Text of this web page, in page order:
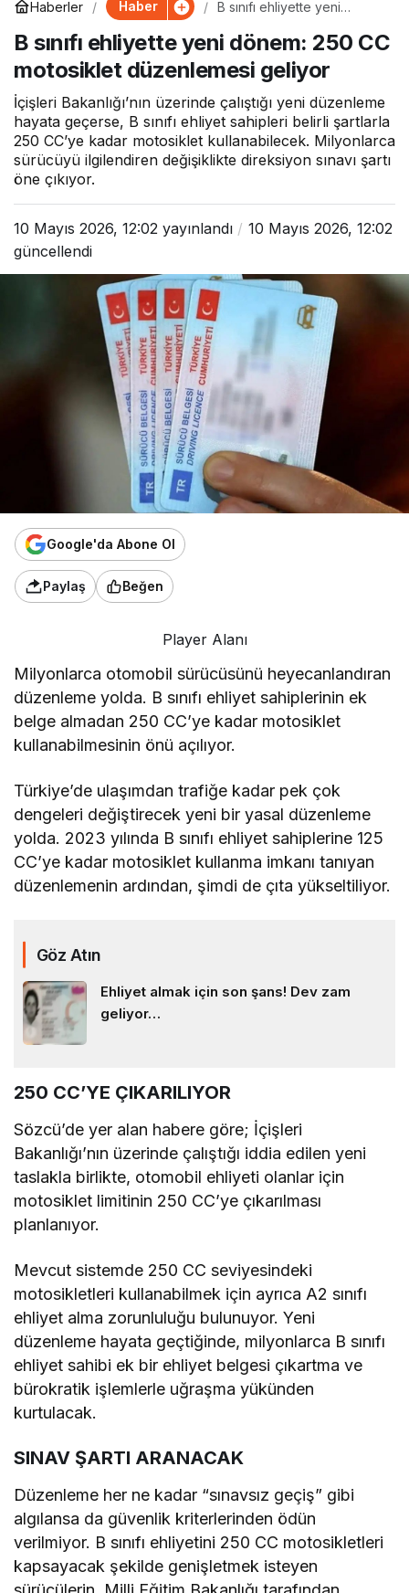
Haberler Haber
B sınıfı ehliyette yeni
düzenlemesi geliyor
B sınıfı ehliyette yeni dönem: 250 CC
motosiklet düzenlemesi geliyor
İçişleri Bakanlığı’nın üzerinde çalıştığı yeni düzenleme
hayata geçerse, B sınıfı ehliyet sahipleri belirli şartlarla
250 CC’ye kadar motosiklet kullanabilecek. Milyonlarca
sürücüyü ilgilendiren değişiklikte direksiyon sınavı şartı
öne çıkıyor.
10 Mayıs 2026, 12:02 yayınlandı
10 Mayıs 2026, 12:02
güncellendi
Google'da Abone Ol
Paylaş Beğen
Player Alanı
Milyonlarca otomobil sürücüsünü heyecanlandıran
düzenleme yolda. B sınıfı ehliyet sahiplerinin ek
belge almadan 250 CC’ye kadar motosiklet
kullanabilmesinin önü açılıyor.
Türkiye’de ulaşımdan trafiğe kadar pek çok
dengeleri değiştirecek yeni bir yasal düzenleme
yolda. 2023 yılında B sınıfı ehliyet sahiplerine 125
CC’ye kadar motosiklet kullanma imkanı tanıyan
düzenlemenin ardından, şimdi de çıta yükseltiliyor.
Göz Atın
Ehliyet almak için son şans! Dev zam
geliyor…
250 CC’YE ÇIKARILIYOR
Sözcü’de yer alan habere göre; İçişleri
Bakanlığı’nın üzerinde çalıştığı iddia edilen yeni
taslakla birlikte, otomobil ehliyeti olanlar için
motosiklet limitinin 250 CC’ye çıkarılması
planlanıyor.
Mevcut sistemde 250 CC seviyesindeki
motosikletleri kullanabilmek için ayrıca A2 sınıfı
ehliyet alma zorunluluğu bulunuyor. Yeni
düzenleme hayata geçtiğinde, milyonlarca B sınıfı
ehliyet sahibi ek bir ehliyet belgesi çıkartma ve
bürokratik işlemlerle uğraşma yükünden
kurtulacak.
SINAV ŞARTI ARANACAK
Düzenleme her ne kadar “sınavsız geçiş” gibi
algılansa da güvenlik kriterlerinden ödün
verilmiyor. B sınıfı ehliyetini 250 CC motosikletleri
kapsayacak şekilde genişletmek isteyen